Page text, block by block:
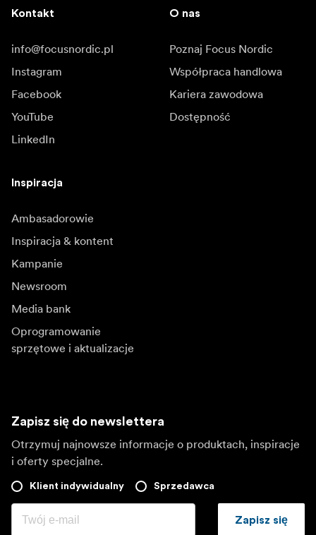
Kontakt
info@focusnordic.pl
Instagram
Facebook
YouTube
LinkedIn
O nas
Poznaj Focus Nordic
Współpraca handlowa
Kariera zawodowa
Dostępność
Inspiracja
Ambasadorowie
Inspiracja & kontent
Kampanie
Newsroom
Media bank
Oprogramowanie
sprzętowe i aktualizacje
Zapisz się do newslettera
Otrzymuj najnowsze informacje o produktach, inspiracje
i oferty specjalne.
Klient indywidualny Sprzedawca
Zapisz się